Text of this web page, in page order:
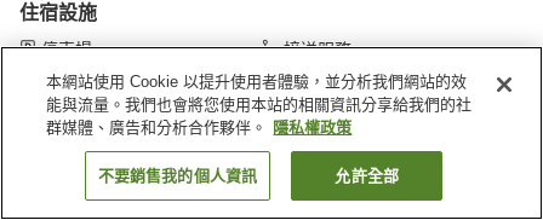
住宿設施
停車場
接送服務
宅配服務
首頁 日本 長野縣 南牧村 森林家族旅館
找客房
本網站使用 Cookie 以提升使用者體驗，並分析我們網站的效
能與流量。我們也會將您使用本站的相關資訊分享給我們的社
群媒體、廣告和分析合作夥伴。
隱私權政策
不要銷售我的個人資訊 允許全部